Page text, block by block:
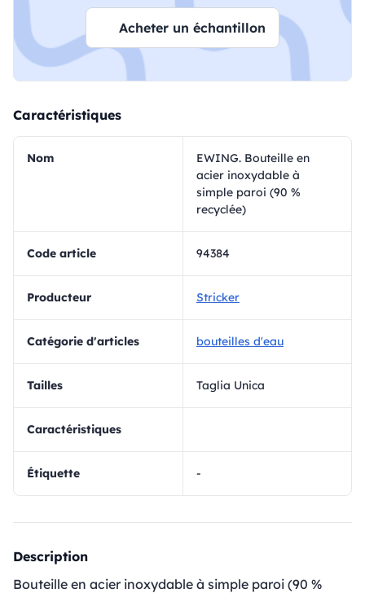
Acheter un échantillon
Caractéristiques
Nom
EWING. Bouteille en
acier inoxydable à
simple paroi (90 %
recyclée)
Code article 94384
Producteur Stricker
Catégorie d'articles bouteilles d'eau
Tailles Taglia Unica
Caractéristiques
Étiquette -
Description
Bouteille en acier inoxydable à simple paroi (90 %